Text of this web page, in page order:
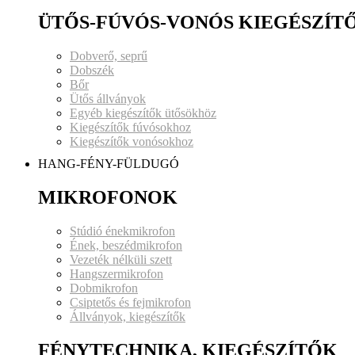
ÜTŐS-FÚVÓS-VONÓS
Dobverő, seprű
Dobszék
Bőr
Ütős állványok
Egyéb kiegészítők ütősökhöz
Kiegészítők fúvósokhoz
Kiegészítők vonósokhoz
HANG-FÉNY-FÜLDUGÓ
MIKROFONOK
Stúdió énekmikrofon
Ének, beszédmikrofon
Vezeték nélküli szett
Hangszermikrofon
Dobmikrofon
Csiptetős és fejmikrofon
Állványok, kiegészítők
FÉNYTECHNIKA, KIEGÉSZÍTŐK